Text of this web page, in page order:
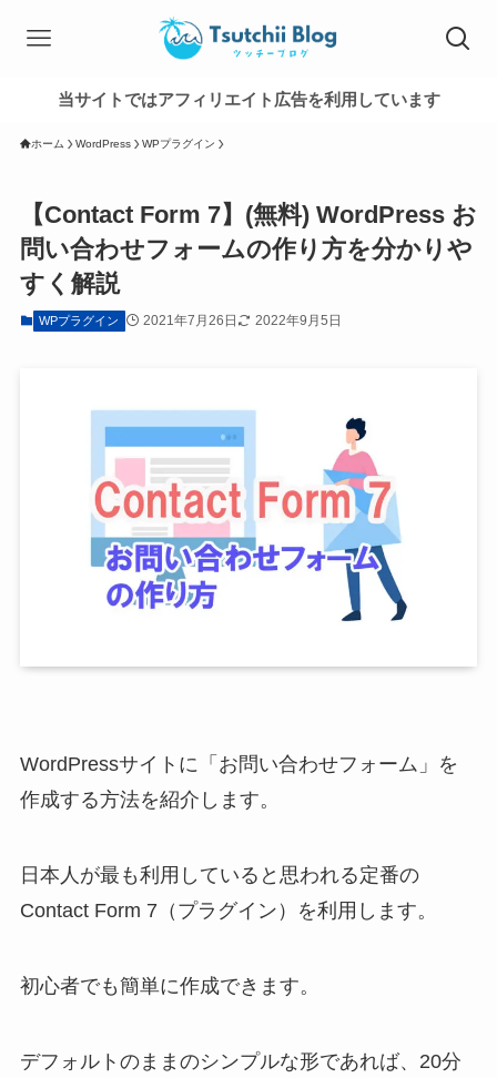
当サイトではアフィリエイト広告を利用しています
ホーム WordPress WPプラグイン
【Contact Form 7】(無料) WordPress お
問い合わせフォームの作り方を分かりや
すく解説
WPプラグイン 2021年7月26日 2022年9月5日
WordPressサイトに「お問い合わせフォーム」を
作成する方法を紹介します。
日本人が最も利用していると思われる定番の
Contact Form 7（プラグイン）を利用します。
初心者でも簡単に作成できます。
デフォルトのままのシンプルな形であれば、20分